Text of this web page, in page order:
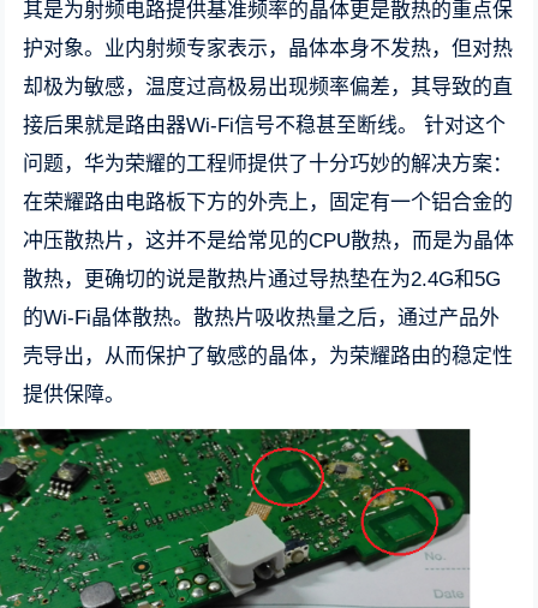
其是为射频电路提供基准频率的晶体更是散热的重点保
护对象。业内射频专家表示，晶体本身不发热，但对热
却极为敏感，温度过高极易出现频率偏差，其导致的直
接后果就是路由器Wi-Fi信号不稳甚至断线。 针对这个
问题，华为荣耀的工程师提供了十分巧妙的解决方案：
在荣耀路由电路板下方的外壳上，固定有一个铝合金的
冲压散热片，这并不是给常见的CPU散热，而是为晶体
散热，更确切的说是散热片通过导热垫在为2.4G和5G
的Wi-Fi晶体散热。散热片吸收热量之后，通过产品外
壳导出，从而保护了敏感的晶体，为荣耀路由的稳定性
提供保障。